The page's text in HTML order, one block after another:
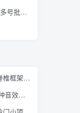
价值998的QQ被动加好友100+，可多号批量操作【脚本全自动被动引流】
魔卡情感恋爱泡妞系列课程《恋爱脊椎框架推拉》
语音变声器微信小程序源码 支持多种音效与流量主